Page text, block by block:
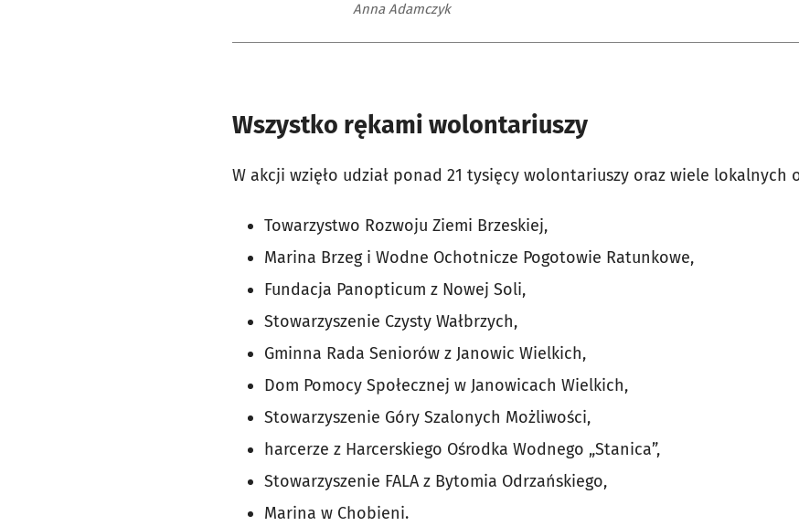
Anna Adamczyk
Wszystko rękami wolontariuszy
W akcji wzięło udział ponad 21 tysięcy wolontariuszy oraz wiele lokalnych
Towarzystwo Rozwoju Ziemi Brzeskiej,
Marina Brzeg i Wodne Ochotnicze Pogotowie Ratunkowe,
Fundacja Panopticum z Nowej Soli,
Stowarzyszenie Czysty Wałbrzych,
Gminna Rada Seniorów z Janowic Wielkich,
Dom Pomocy Społecznej w Janowicach Wielkich,
Stowarzyszenie Góry Szalonych Możliwości,
harcerze z Harcerskiego Ośrodka Wodnego „Stanica”,
Stowarzyszenie FALA z Bytomia Odrzańskiego,
Marina w Chobieni.